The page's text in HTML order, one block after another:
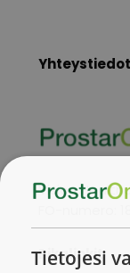
Yhteystiedot
Vision
Pikalinkit
Tietojesi